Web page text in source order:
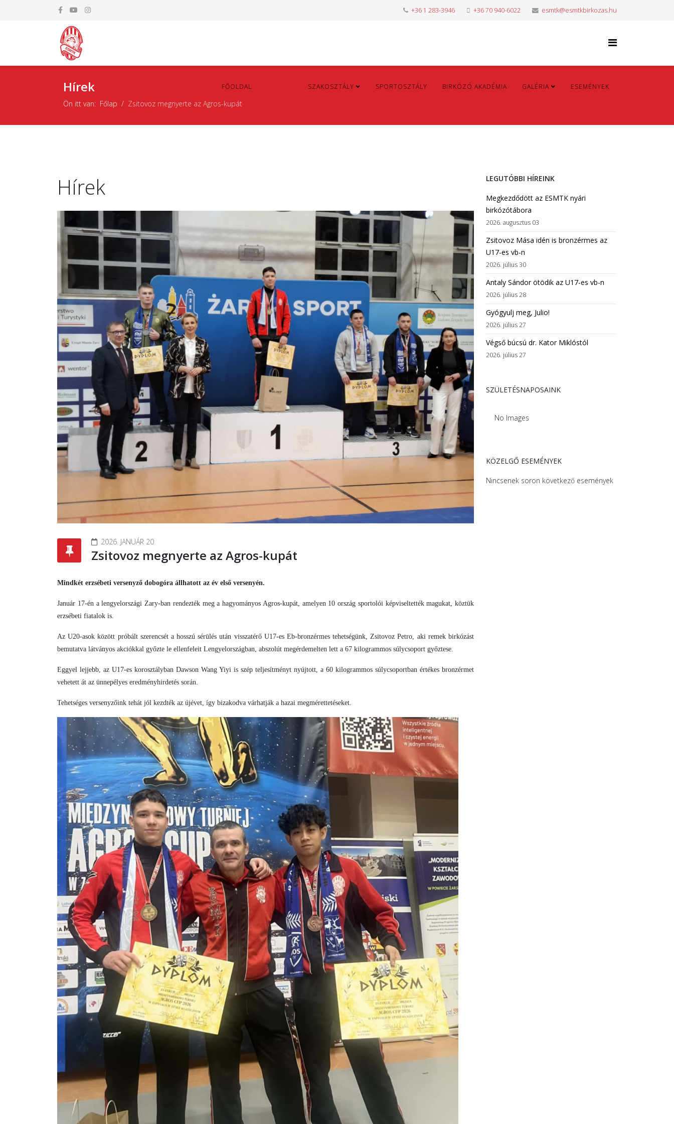
+36 1 283-3946 +36 70 940-6022 esmtk@esmtkbirkozas.hu
FŐOLDAL SZAKOSZTÁLY SPORTOSZTÁLY BIRKÓZÓ AKADÉMIA GALÉRIA ESEMÉNYEK
Hírek
Ön itt van: Főlap Zsitovoz megnyerte az Agros-kupát
Hírek
2026. JANUÁR 20
Zsitovoz megnyerte az Agros-kupát
Mindkét erzsébeti versenyző dobogóra állhatott az év első versenyén.
Január 17-én a lengyelországi Zary-ban rendezték meg a hagyományos Agros-kupát, amelyen 10 ország sportolói képviseltették magukat, köztük
erzsébeti fiatalok is.
Az U20-asok között próbált szerencsét a hosszú sérülés után visszatérő U17-es Eb-bronzérmes tehetségünk, Zsitovoz Petro, aki remek birkózást
bemutatva látványos akciókkal győzte le ellenfeleit Lengyelországban, abszolút megérdemelten lett a 67 kilogrammos súlycsoport győztese.
Eggyel lejjebb, az U17-es korosztályban Dawson Wang Yiyi is szép teljesítményt nyújtott, a 60 kilogrammos súlycsoportban értékes bronzérmet
vehetett át az ünnepélyes eredményhirdetés során.
Tehetséges versenyzőink tehát jól kezdték az újévet, így bizakodva várhatják a hazai megmérettetéseket.
LEGUTÓBBI HÍREINK
Megkezdődött az ESMTK nyári
birkózótábora
2026. augusztus 03
Zsitovoz Mása idén is bronzérmes az
U17-es vb-n
2026. július 30
Antaly Sándor ötödik az U17-es vb-n
2026. július 28
Gyógyulj meg, Julio!
2026. július 27
Végső búcsú dr. Kator Miklóstól
2026. július 27
SZÜLETÉSNAPOSAINK
No Images
KÖZELGŐ ESEMÉNYEK
Nincsenek soron következő események